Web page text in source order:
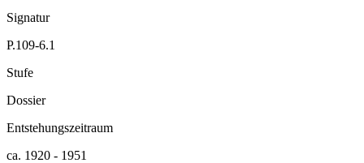
Signatur
P.109-6.1
Stufe
Dossier
Entstehungszeitraum
ca. 1920 - 1951